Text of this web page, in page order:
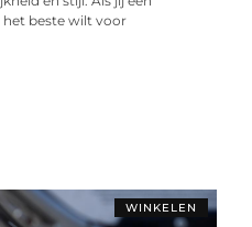
beste wilt voor
WINKELEN